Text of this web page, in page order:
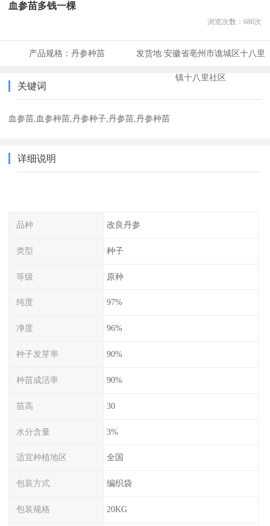
血参苗多钱一棵
浏览次数： 686次
产品规格： 丹参种苗 发货地:安徽省亳州市谯城区十八里
镇十八里社区
关键词
血参苗,血参种苗,丹参种子,丹参苗,丹参种苗
详细说明
品种 改良丹参
类型 种子
等级 原种
纯度 97%
净度 96%
种子发芽率 90%
种苗成活率 90%
苗高 30
水分含量 3%
适宜种植地区 全国
包装方式 编织袋
包装规格 20KG